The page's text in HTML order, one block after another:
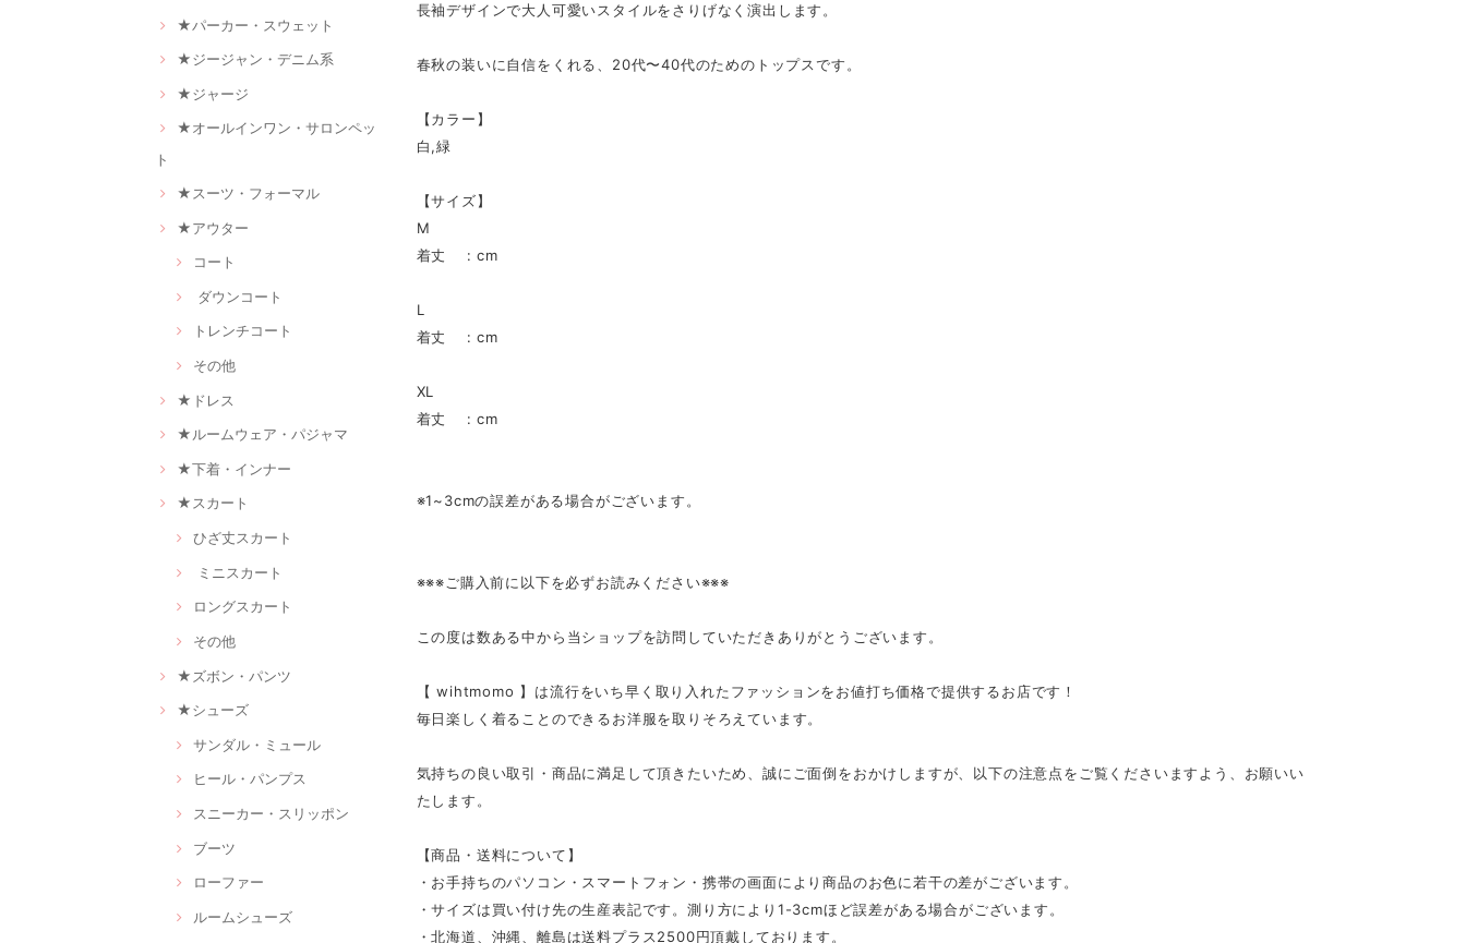
★パーカー・スウェット
★ジージャン・デニム系
★ジャージ
★オールインワン・サロンペッ
ト
★スーツ・フォーマル
★アウター
コート
ダウンコート
トレンチコート
その他
★ドレス
★ルームウェア・パジャマ
★下着・インナー
★スカート
ひざ丈スカート
ミニスカート
ロングスカート
その他
★ズボン・パンツ
★シューズ
サンダル・ミュール
ヒール・パンプス
スニーカー・スリッポン
ブーツ
ローファー
ルームシューズ
長袖デザインで大人可愛いスタイルをさりげなく演出します。
春秋の装いに自信をくれる、20代〜40代のためのトップスです。
【カラー】
白,緑
【サイズ】
M
着丈 : cm
L
着丈 : cm
XL
着丈 : cm
※1~3cmの誤差がある場合がございます。
※※※ご購入前に以下を必ずお読みください※※※
この度は数ある中から当ショップを訪問していただきありがとうございます。
【 wihtmomo 】は流行をいち早く取り入れたファッションをお値打ち価格で提供するお店です！
毎日楽しく着ることのできるお洋服を取りそろえています。
気持ちの良い取引・商品に満足して頂きたいため、誠にご面倒をおかけしますが、以下の注意点をご覧くださいますよう、お願いい
たします。
【商品・送料について】
・お手持ちのパソコン・スマートフォン・携帯の画面により商品のお色に若干の差がございます。
・サイズは買い付け先の生産表記です。測り方により1-3cmほど誤差がある場合がございます。
・北海道、沖縄、離島は送料プラス2500円頂戴しております。